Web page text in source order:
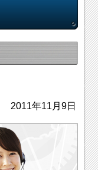
2011年11月9日